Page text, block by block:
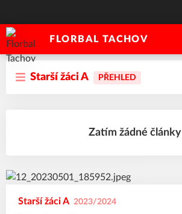
FLORBAL TACHOV
Starší žáci A PŘEHLED
Zatím žádné články
Starší žáci A 2023/2024